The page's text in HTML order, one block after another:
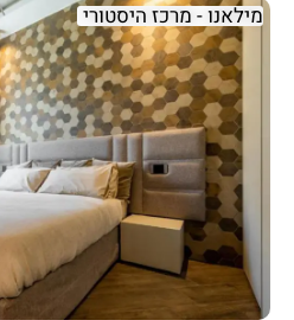




מילאנו - מרכז היסטורי